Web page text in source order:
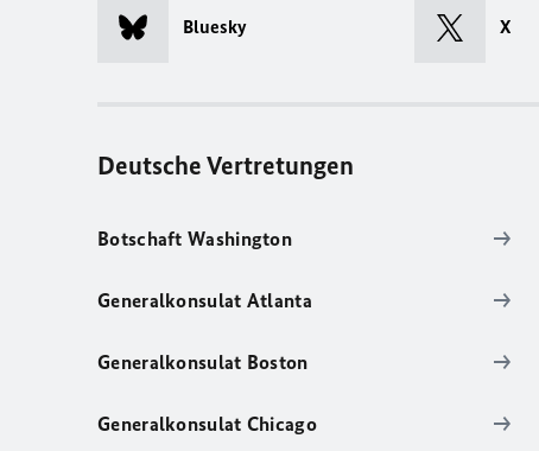
Bluesky X
Deutsche Vertretungen
Botschaft Washington
Generalkonsulat Atlanta
Generalkonsulat Boston
Generalkonsulat Chicago